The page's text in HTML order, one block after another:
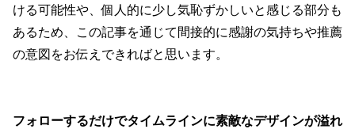
ける可能性や、個人的に少し気恥ずかしいと感じる部分も
あるため、この記事を通じて間接的に感謝の気持ちや推薦
の意図をお伝えできればと思います。
フォローするだけでタイムラインに素敵なデザインが溢れ